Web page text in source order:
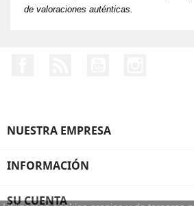
de valoraciones auténticas.
NUESTRA EMPRESA
INFORMACIÓN
SU CUENTA